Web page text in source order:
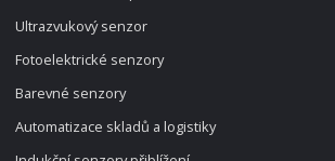
Ultrazvukový senzor
Fotoelektrické senzory
Barevné senzory
Automatizace skladů a logistiky